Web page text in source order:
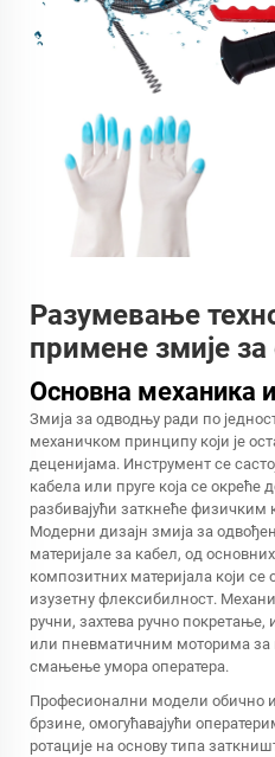
Разумевање
примене змије
Основна механика
Змија за одводњу ради по
механичком принципу који је
деценијама. Инструмент се
кабела или пруге која се окреће
разбивајући заткнеће физичким
Модерни дизајн змија за
материјале за кабел, од
композитних материјала који се
изузетну флексибилност.
ручни, захтева ручно
или пневматичним моторима за
смањење умора оператера.
Професионални модели обично
брзине, омогућавајући
ротације на основу типа